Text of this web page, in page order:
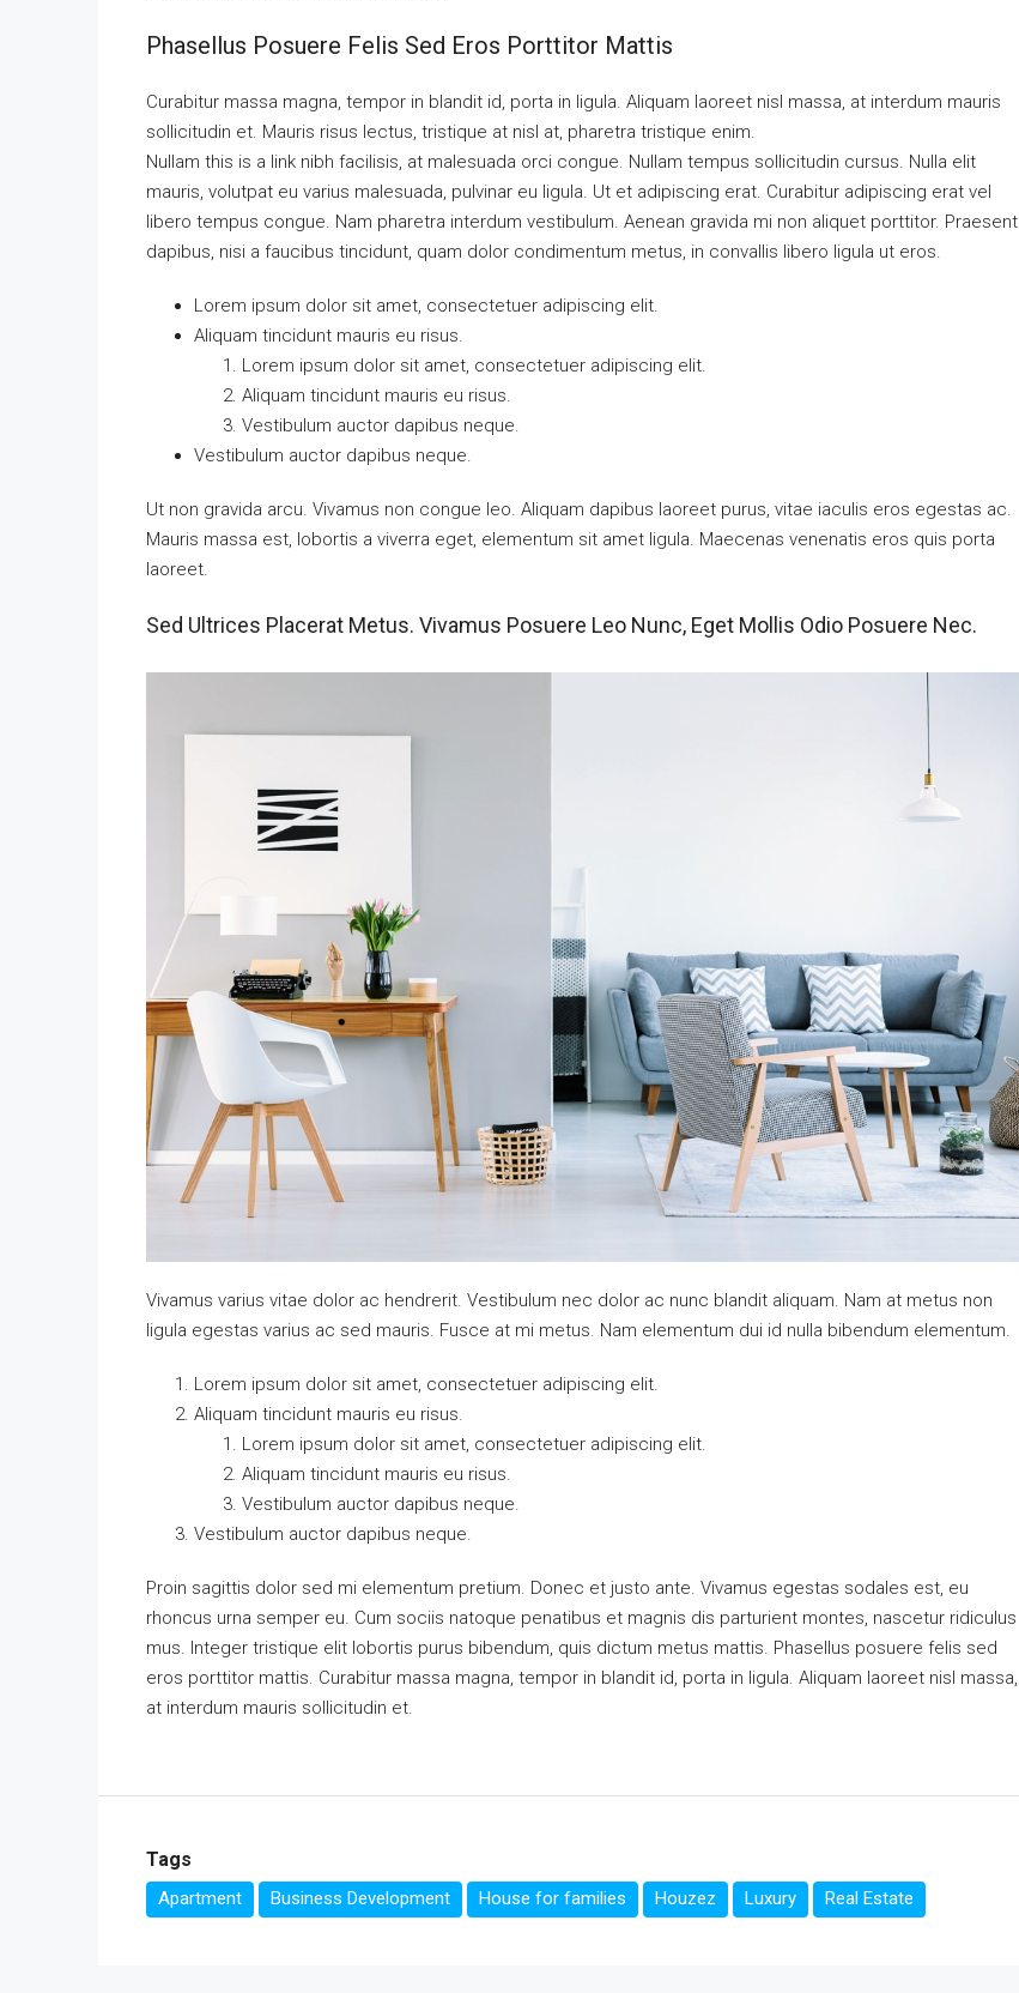
Phasellus Posuere Felis Sed Eros Porttitor Mattis
Curabitur massa magna, tempor in blandit id, porta in ligula. Aliquam laoreet nisl massa, at interdum mauris
sollicitudin et. Mauris risus lectus, tristique at nisl at, pharetra tristique enim.
Nullam this is a link nibh facilisis, at malesuada orci congue. Nullam tempus sollicitudin cursus. Nulla elit
mauris, volutpat eu varius malesuada, pulvinar eu ligula. Ut et adipiscing erat. Curabitur adipiscing erat vel
libero tempus congue. Nam pharetra interdum vestibulum. Aenean gravida mi non aliquet porttitor. Praesent
dapibus, nisi a faucibus tincidunt, quam dolor condimentum metus, in convallis libero ligula ut eros.
Lorem ipsum dolor sit amet, consectetuer adipiscing elit.
Aliquam tincidunt mauris eu risus.
Lorem ipsum dolor sit amet, consectetuer adipiscing elit.
Aliquam tincidunt mauris eu risus.
Vestibulum auctor dapibus neque.
Vestibulum auctor dapibus neque.
Ut non gravida arcu. Vivamus non congue leo. Aliquam dapibus laoreet purus, vitae iaculis eros egestas ac.
Mauris massa est, lobortis a viverra eget, elementum sit amet ligula. Maecenas venenatis eros quis porta
laoreet.
Sed Ultrices Placerat Metus. Vivamus Posuere Leo Nunc, Eget Mollis Odio Posuere Nec.
Vivamus varius vitae dolor ac hendrerit. Vestibulum nec dolor ac nunc blandit aliquam. Nam at metus non
ligula egestas varius ac sed mauris. Fusce at mi metus. Nam elementum dui id nulla bibendum elementum.
Lorem ipsum dolor sit amet, consectetuer adipiscing elit.
Aliquam tincidunt mauris eu risus.
Lorem ipsum dolor sit amet, consectetuer adipiscing elit.
Aliquam tincidunt mauris eu risus.
Vestibulum auctor dapibus neque.
Vestibulum auctor dapibus neque.
Proin sagittis dolor sed mi elementum pretium. Donec et justo ante. Vivamus egestas sodales est, eu
rhoncus urna semper eu. Cum sociis natoque penatibus et magnis dis parturient montes, nascetur ridiculus
mus. Integer tristique elit lobortis purus bibendum, quis dictum metus mattis. Phasellus posuere felis sed
eros porttitor mattis. Curabitur massa magna, tempor in blandit id, porta in ligula. Aliquam laoreet nisl massa,
at interdum mauris sollicitudin et.
Tags
Apartment Business Development House for families Houzez Luxury Real Estate